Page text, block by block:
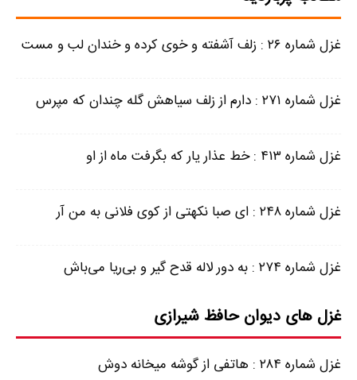
غزل شماره ۲۶ : زلف آشفته و خوی کرده و خندان لب و مست
غزل شماره ۲۷۱ : دارم از زلف سیاهش گله چندان که مپرس
غزل شماره ۴۱۳ : خط عذار یار که بگرفت ماه از او
غزل شماره ۲۴۸ : ای صبا نکهتی از کوی فلانی به من آر
غزل شماره ۲۷۴ : به دور لاله قدح گیر و بی‌ریا می‌باش
غزل های دیوان حافظ شیرازی
غزل شماره ۲۸۴ : هاتفی از گوشه میخانه دوش